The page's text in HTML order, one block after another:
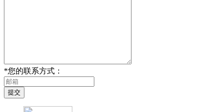
*您的联系方式：